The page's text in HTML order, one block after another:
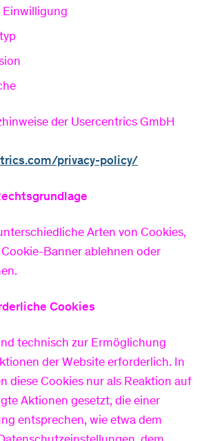
der Usercentrics GmbH
privacy-policy/
Arten von Cookies,
Banner ablehnen oder
Cookies
technisch zur Ermöglichung
der Website erforderlich. In
diese Cookies nur als Reaktion auf
Aktionen gesetzt, die einer
entsprechen, wie etwa dem